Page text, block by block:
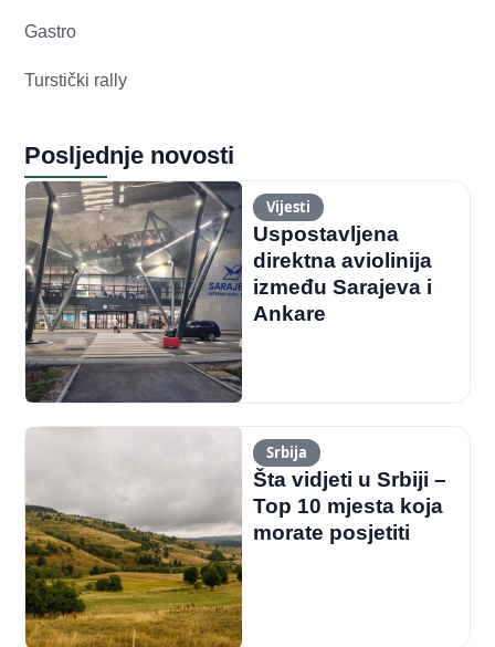
Gastro
Turstički rally
Posljednje novosti
Vijesti
Uspostavljena
direktna aviolinija
između Sarajeva i
Ankare
Srbija
Šta vidjeti u Srbiji –
Top 10 mjesta koja
morate posjetiti